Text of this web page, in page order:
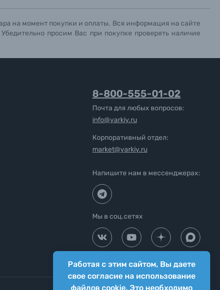
на момент покупки и оплаты. Вся информация на сайте
просим Вас при покупке проверять наличие
Работая с этим сайтом, Вы даете
свое согласие на использование
файлов cookie. Это необходимо
8-800-555-01-02
Почта для любых вопросов:
info@yarkiy.ru
Корпоративный отдел:
market@yarkiy.ru
Напишите нам в мессенджерах:
Мы в соц.сетях